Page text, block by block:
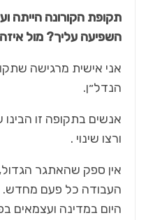
תקופת הקורונה הייתה
השפיעה עליך? מול
אני אישית מרגישה
הנדל״ן.
אנשים בתקופה זו
ורצו שינוי .
אין ספק שהאתגר
העבודה כל פעם מחדש.
היום במדינה